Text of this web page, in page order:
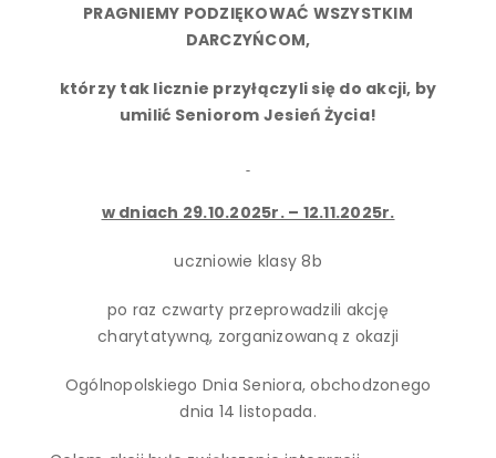
PRAGNIEMY PODZIĘKOWAĆ WSZYSTKIM
DARCZYŃCOM,
którzy tak licznie przyłączyli się do akcji, by
umilić Seniorom Jesień Życia!
w dniach 29.10.2025r. – 12.11.2025r.
uczniowie klasy 8b
po raz czwarty przeprowadzili akcję
charytatywną, zorganizowaną z okazji
Ogólnopolskiego Dnia Seniora, obchodzonego
dnia 14 listopada.